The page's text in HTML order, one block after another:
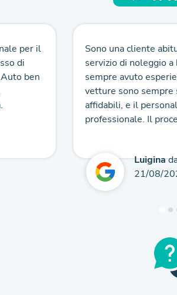
per il
di
ben
Sono una cliente
servizio di noleggio
sempre avuto
vetture sono
affidabili, e il
professionale. Il
Luigina
21/08/